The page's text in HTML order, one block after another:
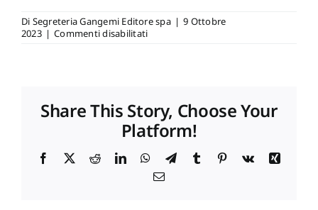
Newsletter
Proposte di pubblicazione
Di Segreteria Gangemi Editore spa | 9 Ottobre
2023 | Commenti disabilitatisu
Share This Story, Choose Your
Platform!
Facebook
X RedditLinkedInWhatsApp
TelegramTumblr Pinterest
Vk
Xing
Email